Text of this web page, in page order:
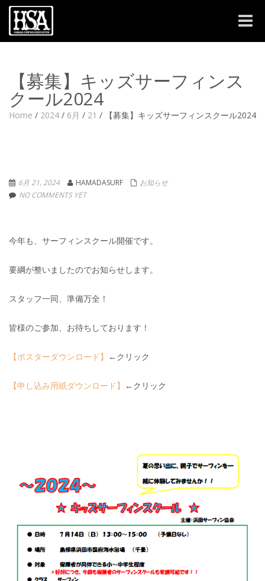
Toggle
【募集】キッズサーフィンス
クール2024
Home / 2024 / 6月 / 21 / 【募集】キッズサーフィンスクール2024
6月 21, 2024 HAMADASURF
お知らせ
NO COMMENTS YET
今年も、サーフィンスクール開催です。
要綱が整いましたのでお知らせします。
スタッフ一同、準備万全！
皆様のご参加、お待ちしております！
【ポスターダウンロード】 ←クリック
【申し込み用紙ダウンロード】 ←クリック